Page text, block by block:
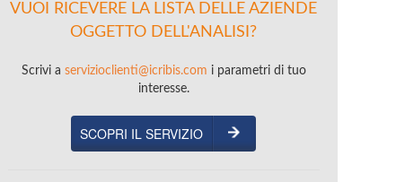
VUOI RICEVERE LA LISTA DELLE AZIENDE
OGGETTO DELL'ANALISI?
Scrivi a servizioclienti@icribis.com i parametri di tuo
interesse.
SCOPRI IL SERVIZIO